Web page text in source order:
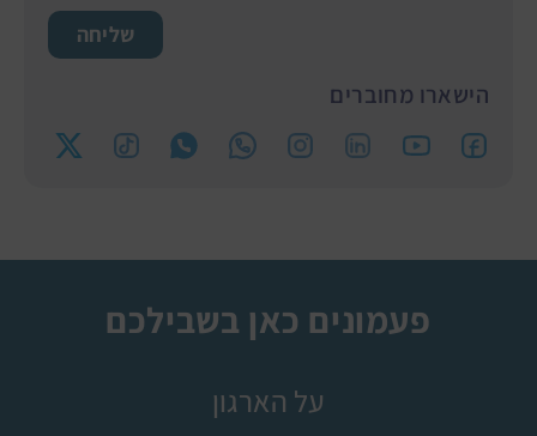
שליחה
הישארו מחוברים
פעמונים כאן בשבילכם
על הארגון